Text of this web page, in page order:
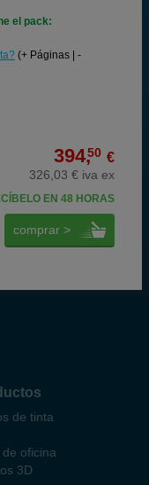
el pack:
(+ Páginas | -
394,50 €
326,03 € iva ex
EN 48 HORAS
comprar >
de tinta
oficina
3D